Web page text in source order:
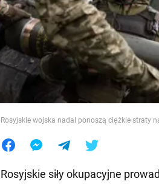
Jedzenie
Rosyjskie wojska nadal ponoszą ciężkie straty
Rosyjskie siły okupacyjne